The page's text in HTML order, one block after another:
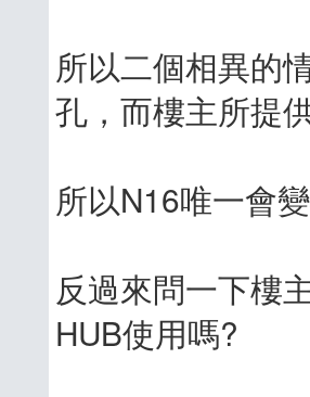
所以二個相異的
孔，而樓主所提
所以N16唯一會
反過來問一下樓
HUB使用嗎?